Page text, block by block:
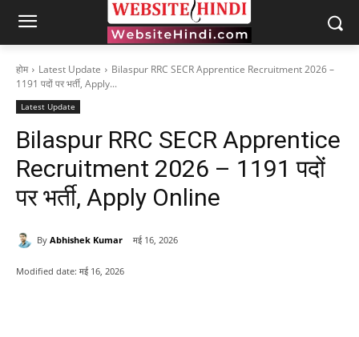
होम Latest Update
Bilaspur RRC SECR Apprentice Recruitment 2026 –
1191 पदों पर भर्ती, Apply...
Latest Update
Bilaspur RRC SECR Apprentice
Recruitment 2026 – 1191 पदों
पर भर्ती, Apply Online
By Abhishek Kumar मई 16, 2026
Modified date: मई 16, 2026